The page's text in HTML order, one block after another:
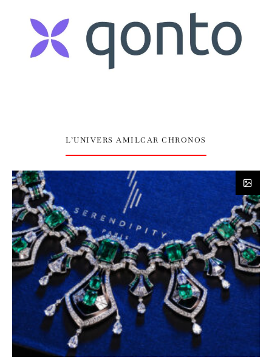
L’UNIVERS AMILCAR CHRONOS